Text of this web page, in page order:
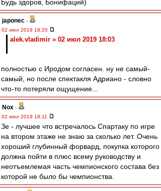
Будь здоров, Бонифаций)
japonec -
02 июл 2019 18:20
alek.vladimir » 02 июл 2019 18:03
полностью с Иродом согласен. ну не самый-
самый, но после спектакля Адриано - словно
что-то потеряли ощущение...
Nox -
02 июл 2019 18:11
Зе - лучшее что встречалось Спартаку по игре
на втором этаже не знаю за сколько лет. Очень
хороший глубинный форвард, покупка которого
должна пойти в плюс всему руководству и
неотъемлемая часть чемпионского состава без
которой не было бы чемпионства.